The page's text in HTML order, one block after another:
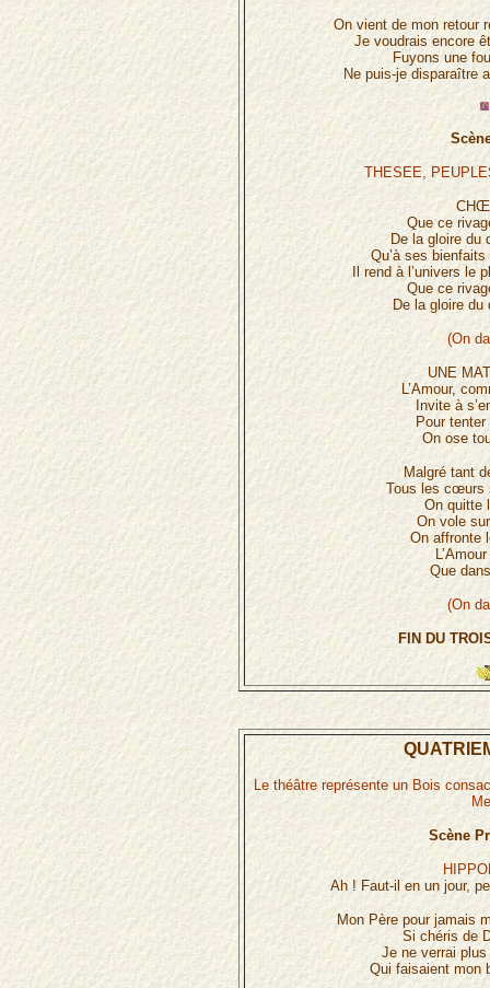
On vient de mon retour
Je voudrais encore
Fuyons une
Ne puis-je disparaître
THESEE,
Que ce
De la gloire du
Qu’à ses
Il rend à l’univers le
Que ce
De la gloire
(On
UNE
L’Amour,
Invite à
Pour
On ose
Malgré tant
Tous les cœurs
On quitte
On vole
On affronte
Que
(On
FIN DU
Le théâtre représente un Bois
Scène
Ah ! Faut-il en un jour,
Mon Père pour jamais
Si chéris de
Je ne verrai
Qui faisaient mon